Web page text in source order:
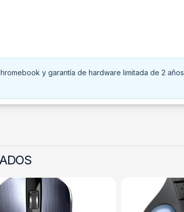
y garantía de hardware limitada de 2 años